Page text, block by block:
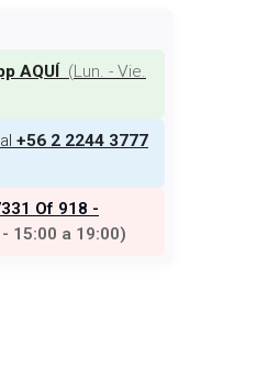
AQUÍ (Lun. - Vie.
+56 2 2244 3777
Of 918 -
15:00 a 19:00)